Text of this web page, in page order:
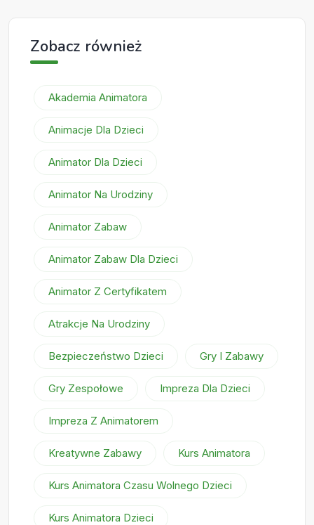
Zobacz również
Akademia Animatora
Animacje Dla Dzieci
Animator Dla Dzieci
Animator Na Urodziny
Animator Zabaw
Animator Zabaw Dla Dzieci
Animator Z Certyfikatem
Atrakcje Na Urodziny
Bezpieczeństwo Dzieci Gry I Zabawy
Gry Zespołowe Impreza Dla Dzieci
Impreza Z Animatorem
Kreatywne Zabawy Kurs Animatora
Kurs Animatora Czasu Wolnego Dzieci
Kurs Animatora Dzieci